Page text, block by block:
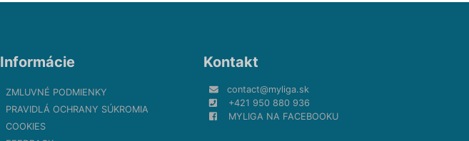
Informácie
ZMLUVNÉ PODMIENKY
PRAVIDLÁ OCHRANY SÚKROMIA
COOKIES
Kontakt
contact@myliga.sk
+421 950 880 936
MYLIGA NA FACEBOOKU